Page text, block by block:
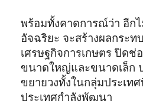
พร้อมทั้งคาดการณ์ว่า อีก
อัจฉริยะ จะสร้างผลกระท
เศรษฐกิจการเกษตร ปิดช่
ขนาดใหญ่และขนาดเล็ก
ขยายวงทั้งในกลุ่มประเท
ประเทศกำลังพัฒนา